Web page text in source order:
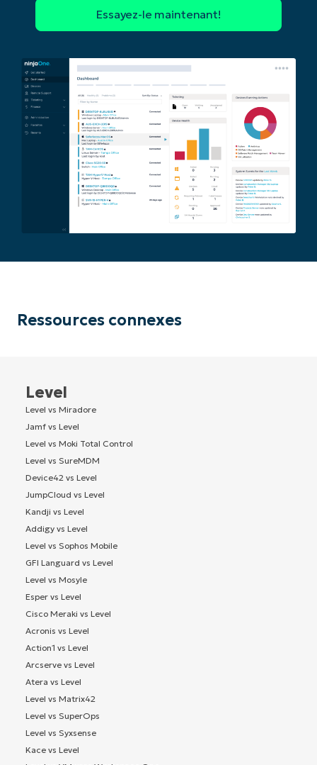
Ressources connexes
Level
Level vs Miradore
Jamf vs Level
Level vs Moki Total Control
Level vs SureMDM
Device42 vs Level
JumpCloud vs Level
Kandji vs Level
Addigy vs Level
Level vs Sophos Mobile
GFI Languard vs Level
Level vs Mosyle
Esper vs Level
Cisco Meraki vs Level
Acronis vs Level
Action1 vs Level
Arcserve vs Level
Atera vs Level
Level vs Matrix42
Level vs SuperOps
Level vs Syxsense
Kace vs Level
Phone
Company
name*